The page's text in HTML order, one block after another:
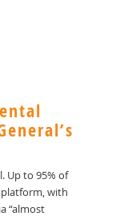
Up to 95% of
platform, with
“almost